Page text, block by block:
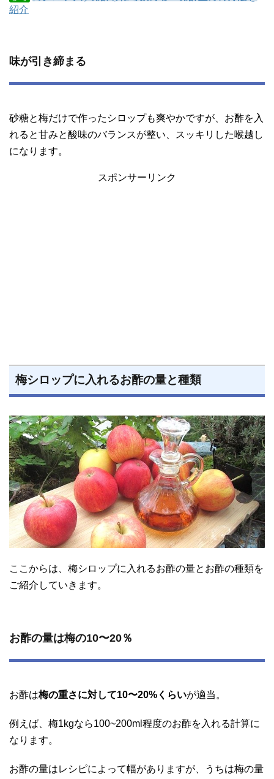
紹介
味が引き締まる
砂糖と梅だけで作ったシロップも爽やかですが、お酢を入
れると甘みと酸味のバランスが整い、スッキリした喉越し
になります。
スポンサーリンク
梅シロップに入れるお酢の量と種類
ここからは、梅シロップに入れるお酢の量とお酢の種類を
ご紹介していきます。
お酢の量は梅の10〜20％
お酢は梅の重さに対して10〜20%くらいが適当。
例えば、梅1kgなら100~200ml程度のお酢を入れる計算に
なります。
お酢の量はレシピによって幅がありますが、うちは梅の量